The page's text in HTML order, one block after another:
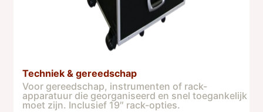
Techniek & gereedschap
Voor gereedschap, instrumenten of rack-
apparatuur die georganiseerd en snel toegankelijk
moet zijn. Inclusief 19″ rack-opties.